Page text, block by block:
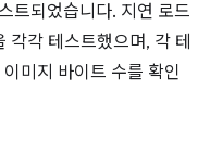
트되었습니다. 지연 로드
각각 테스트했으며, 각 테
미지 바이트 수를 확인